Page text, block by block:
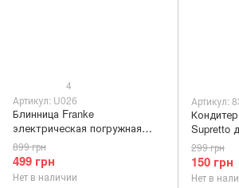
4
Артикул: U026
Блинница Franke
электрическая погружная
(U026)
499 грн
899 грн
Нет в наличии
Артикул:
Supretto
насадок
150 грн
299 грн
Нет в